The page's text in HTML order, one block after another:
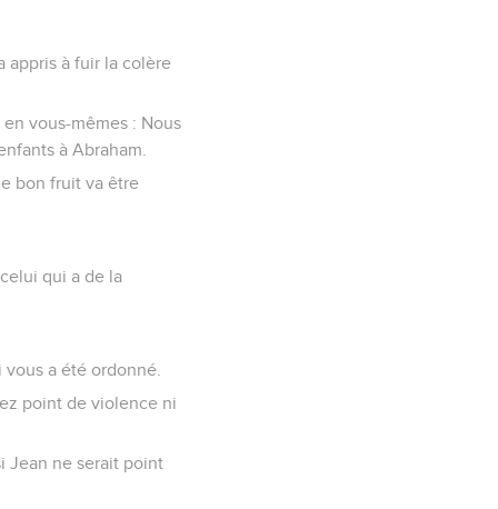
appris à fuir la colère
vous-mêmes : Nous
à Abraham.
bon fruit va être
qui a de la
a été ordonné.
point de violence ni
Jean ne serait point